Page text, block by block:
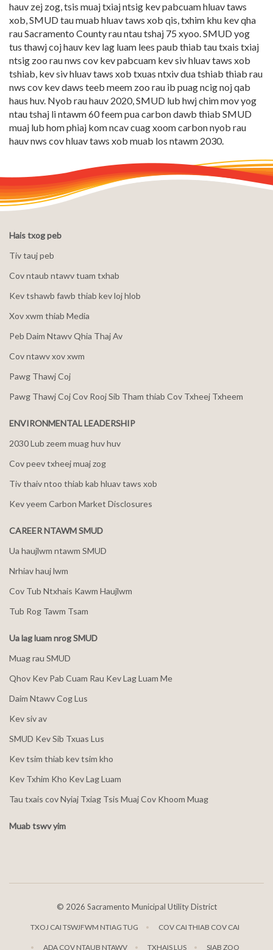
hauv zej zog, tsis muaj txiaj ntsig kev pabcuam hluav taws
xob, SMUD tau muab hluav taws xob qis, txhim khu kev qha
rau Sacramento County rau ntau tshaj 75 xyoo. SMUD yog
tus thawj coj hauv kev lag luam lees paub thiab tau txais txiaj
ntsig zoo rau nws cov kev pabcuam kev siv hluav taws xob
tshiab, kev siv hluav taws xob txuas ntxiv dua tshiab thiab rau
nws cov kev daws teeb meem zoo rau ib puag ncig noj qab
haus huv. Nyob rau hauv 2020, SMUD lub hwj chim mov yog
ntau tshaj li ntawm 60 feem pua carbon dawb thiab SMUD
muaj lub hom phiaj kom ncav cuag xoom carbon nyob rau
hauv nws cov hluav taws xob muab los ntawm 2030.
Hais txog peb
Tiv tauj peb
Cov ntaub ntawv tuam txhab
Kev tshawb fawb thiab kev loj hlob
Xov xwm thiab Media
Peb Daim Ntawv Qhia Thaj Av
Cov ntawv xov xwm
Pawg Thawj Coj
Pawg Thawj Coj Cov Rooj Sib Tham thiab Cov Txheej Txheem
ENVIRONMENTAL LEADERSHIP
2030 Lub zeem muag huv huv
Cov peev txheej muaj zog
Tiv thaiv ntoo thiab kab hluav taws xob
Kev yeem Carbon Market Disclosures
CAREER NTAWM SMUD
Ua haujlwm ntawm SMUD
Nrhiav hauj lwm
Cov Tub Ntxhais Kawm Haujlwm
Tub Rog Tawm Tsam
Ua lag luam nrog SMUD
Muag rau SMUD
Qhov Kev Pab Cuam Rau Kev Lag Luam Me
Daim Ntawv Cog Lus
Kev siv av
SMUD Kev Sib Txuas Lus
Kev tsim thiab kev tsim kho
Kev Txhim Kho Kev Lag Luam
Tau txais cov Nyiaj Txiag Tsis Muaj Cov Khoom Muag
Muab tswv yim
© 2026 Sacramento Municipal Utility District
TXOJ CAI TSWJFWM NTIAG TUG COV CAI THIAB COV CAI
ADA COV NTAUB NTAWV TXHAIS LUS SIAB ZOO